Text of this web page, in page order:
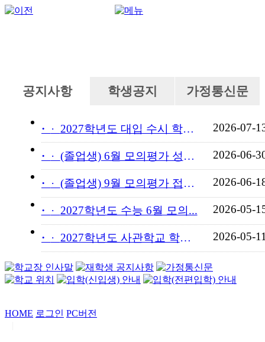
공지사항 학생공지 가정통신문
· 2027학년도 대입 수시 학교... 2026-07-
· (졸업생) 6월 모의평가 성적... 2026-06-
· (졸업생) 9월 모의평가 접수... 2026-06-
· 2027학년도 수능 6월 모의... 2026-05-
· 2027학년도 사관학교 학교장... 2026-05-
HOME 로그인 PC버전